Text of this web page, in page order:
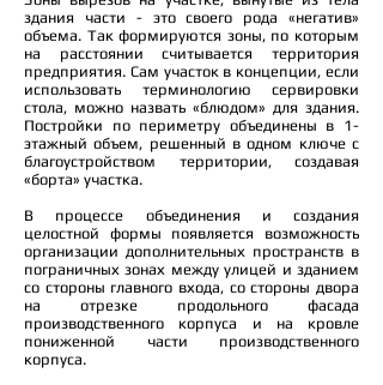
здания части - это своего рода «негатив»
объема. Так формируются зоны, по которым
на расстоянии считывается территория
предприятия. Сам участок в концепции, если
использовать терминологию сервировки
стола, можно назвать «блюдом» для здания.
Постройки по периметру объединены в 1-
этажный объем, решенный в одном ключе с
благоустройством территории, создавая
«борта» участка.
В процессе объединения и создания
целостной формы появляется возможность
организации дополнительных пространств в
пограничных зонах между улицей и зданием
со стороны главного входа, со стороны двора
на отрезке продольного фасада
производственного корпуса и на кровле
пониженной части производственного
корпуса.